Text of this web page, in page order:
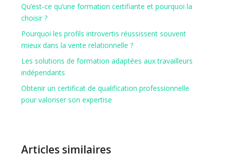
Qu’est-ce qu’une formation certifiante et pourquoi la
choisir ?
Pourquoi les profils introvertis réussissent souvent
mieux dans la vente relationnelle ?
Les solutions de formation adaptées aux travailleurs
indépendants
Obtenir un certificat de qualification professionnelle
pour valoriser son expertise
Articles similaires